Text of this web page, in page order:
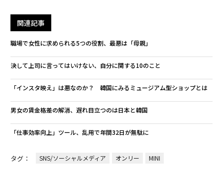
関連記事
職場で女性に求められる5つの役割、最悪は「母親」
決して上司に言ってはいけない、自分に関する10のこと
「インスタ映え」は悪なのか？ 韓国にみるミュージアム型ショップとは
男女の賃金格差の解消、遅れ目立つのは日本と韓国
「仕事効率向上」ツール、乱用で年間32日が無駄に
タグ： SNS/ソーシャルメディア オンリー MINI